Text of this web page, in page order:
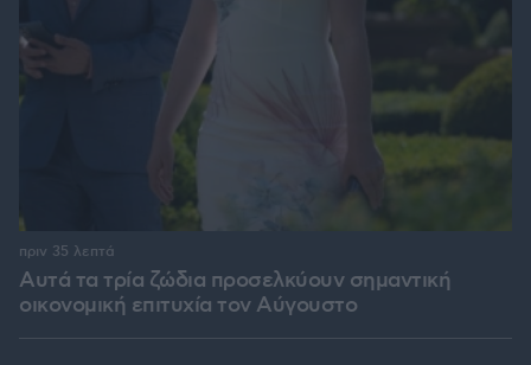
Αυτά τα τρία ζώδια προσελκύουν σημαντική
οικονομική επιτυχία τον Αύγουστο
πριν 35 λεπτά